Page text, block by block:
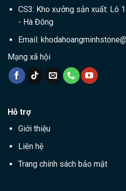
CS3: Kho xưởng sản xuất: Lô
- Hà Đông
Email:
Mạng xã hội
Hỗ trợ
Giới thiệu
Liên hệ
Trang chính sách bảo mật